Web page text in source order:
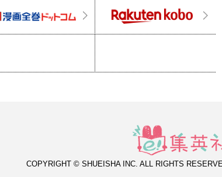
COPYRIGHT © SHUEISHA INC. ALL RIGHTS